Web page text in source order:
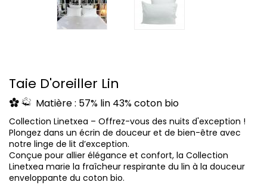
Taie D'oreiller Lin
Matière : 57% lin 43% coton bio
Collection Linetxea – Offrez-vous des nuits d'exception !
Plongez dans un écrin de douceur et de bien-être avec
notre linge de lit d’exception.
Conçue pour allier élégance et confort, la Collection
Linetxea marie la fraîcheur respirante du lin à la douceur
enveloppante du coton bio.